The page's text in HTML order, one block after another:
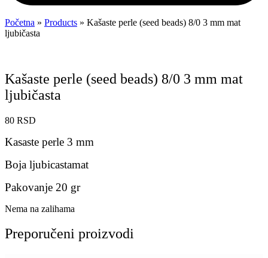
Početna » Products » Kašaste perle (seed beads) 8/0 3 mm mat
ljubičasta
Kašaste perle (seed beads) 8/0 3 mm mat
ljubičasta
80 RSD
Kasaste perle 3 mm
Boja ljubicastamat
Pakovanje 20 gr
Nema na zalihama
Preporučeni proizvodi